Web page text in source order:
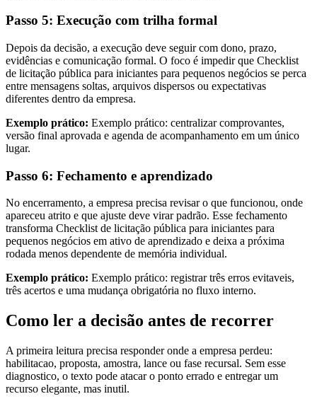
Passo 5: Execução com trilha formal
Depois da decisão, a execução deve seguir com dono, prazo,
evidências e comunicação formal. O foco é impedir que Checklist
de licitação pública para iniciantes para pequenos negócios se perca
entre mensagens soltas, arquivos dispersos ou expectativas
diferentes dentro da empresa.
Exemplo prático: Exemplo prático: centralizar comprovantes,
versão final aprovada e agenda de acompanhamento em um único
lugar.
Passo 6: Fechamento e aprendizado
No encerramento, a empresa precisa revisar o que funcionou, onde
apareceu atrito e que ajuste deve virar padrão. Esse fechamento
transforma Checklist de licitação pública para iniciantes para
pequenos negócios em ativo de aprendizado e deixa a próxima
rodada menos dependente de memória individual.
Exemplo prático: Exemplo prático: registrar três erros evitaveis,
três acertos e uma mudança obrigatória no fluxo interno.
Como ler a decisão antes de recorrer
A primeira leitura precisa responder onde a empresa perdeu:
habilitacao, proposta, amostra, lance ou fase recursal. Sem esse
diagnostico, o texto pode atacar o ponto errado e entregar um
recurso elegante, mas inutil.